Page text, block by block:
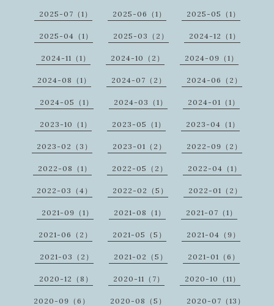
2025-07（1） 2025-06（1） 2025-05（1）
2025-04（1） 2025-03（2） 2024-12（1）
2024-11（1） 2024-10（2） 2024-09（1）
2024-08（1） 2024-07（2） 2024-06（2）
2024-05（1） 2024-03（1） 2024-01（1）
2023-10（1） 2023-05（1） 2023-04（1）
2023-02（3） 2023-01（2） 2022-09（2）
2022-08（1） 2022-05（2） 2022-04（1）
2022-03（4） 2022-02（5） 2022-01（2）
2021-09（1） 2021-08（1） 2021-07（1）
2021-06（2） 2021-05（5） 2021-04（9）
2021-03（2） 2021-02（5） 2021-01（6）
2020-12（8） 2020-11（7） 2020-10（11）
2020-09（6） 2020-08（5） 2020-07（13）